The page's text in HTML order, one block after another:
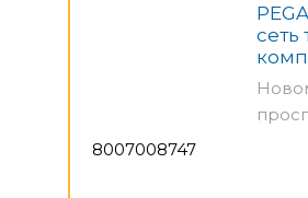
сеть
8007008747